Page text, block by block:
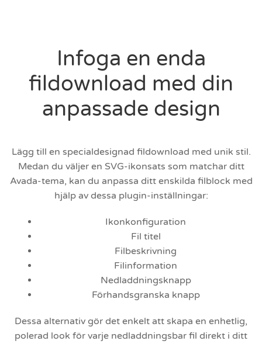
Infoga en enda
fildownload med din
anpassade design
Lägg till en specialdesignad fildownload med unik stil.
Medan du väljer en SVG-ikonsats som matchar ditt
Avada-tema, kan du anpassa ditt enskilda filblock med
hjälp av dessa plugin-inställningar:
Ikonkonfiguration
Fil titel
Filbeskrivning
Filinformation
Nedladdningsknapp
Förhandsgranska knapp
Dessa alternativ gör det enkelt att skapa en enhetlig,
polerad look för varje nedladdningsbar fil direkt i ditt